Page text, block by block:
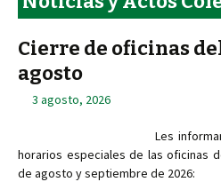
Cierre de oficinas
agosto
3 agosto, 2026
Les
horarios especiales de las oficinas
de agosto y septiembre de 2026: